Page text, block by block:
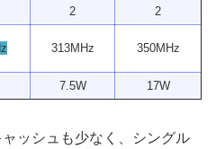
2
2
313MHz 350MHz
7.5W 17W
ッシュも少なく、シングル